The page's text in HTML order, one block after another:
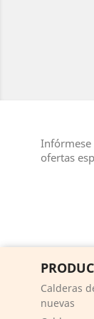
Infórmese
ofertas
Calderas
nuevas